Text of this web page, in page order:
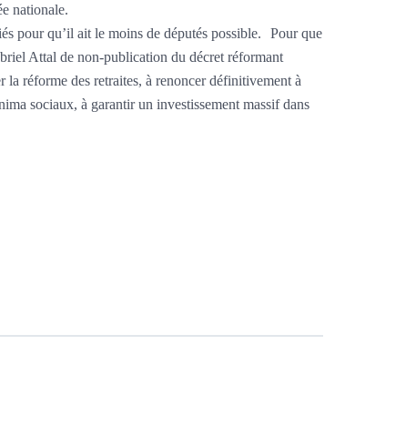
nationale.
pour qu’il ait le moins de députés possible. Pour que
Attal de non-publication du décret réformant
la réforme des retraites, à renoncer définitivement à
sociaux, à garantir un investissement massif dans